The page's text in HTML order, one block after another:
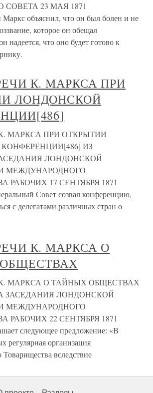
СОВЕТА 23 МАЯ 1871
объяснил, что он был болен и не
которое он обещал
надеется, что оно будет готово к
К. МАРКСА ПРИ
ЛОНДОНСКОЙ
МАРКСА ПРИ ОТКРЫТИИ
ИЗ
ЛОНДОНСКОЙ
МЕЖДУНАРОДНОГО
РАБОЧИХ 17 СЕНТЯБРЯ 1871
Совет созвал конференцию,
с делегатами различных стран о
К. МАРКСА О
МАРКСА О ТАЙНЫХ ОБЩЕСТВАХ
ЗАСЕДАНИЯ ЛОНДОНСКОЙ
МЕЖДУНАРОДНОГО
РАБОЧИХ 22 СЕНТЯБРЯ 1871
следующее предложение: «В
регулярная организация
вследствие